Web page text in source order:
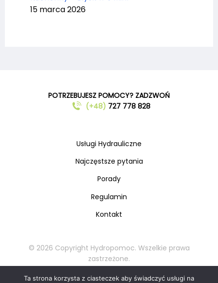
15 marca 2026
POTRZEBUJESZ POMOCY? ZADZWOŃ
(+48) 727 778 828
Usługi Hydrauliczne
Najczęstsze pytania
Porady
Regulamin
Kontakt
© 2026 Copyright Hydropomoc. Wszelkie prawa
zastrzeżone.
zabronione.
Ta strona korzysta z ciasteczek aby świadczyć usługi na